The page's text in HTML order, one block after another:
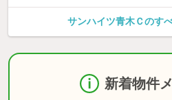
サンハイツ青木Ｃのす
新着物件